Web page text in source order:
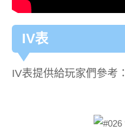
IV表
IV表提供給玩家們參考：